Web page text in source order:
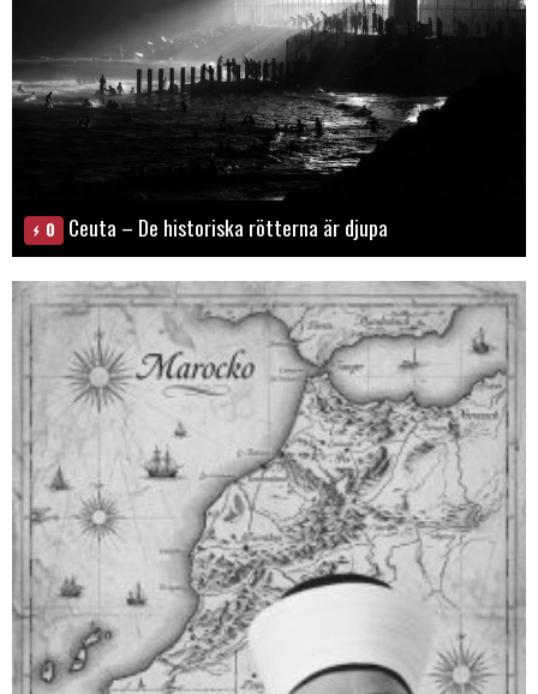
0 Ceuta – De historiska rötterna är djupa